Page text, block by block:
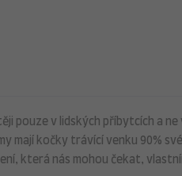
pouze v lidských příbytcích a
mají kočky trávící venku 90%
která nás mohou čekat,